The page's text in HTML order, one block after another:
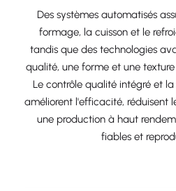
Des systèmes automatisés
formage, la cuisson et le
tandis que des technologies
qualité, une forme et une
Le contrôle qualité intégré et
améliorent l'efficacité, réduisent
une production à haut
fiables et